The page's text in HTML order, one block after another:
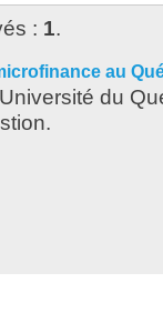
: 1.
au
du